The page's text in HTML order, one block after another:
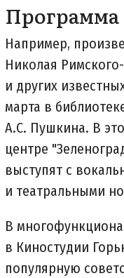
Программа
Например,
Николая
и других
марта в
А.С. Пушкина. В
центре
выступят с
и театральными
В
в Киностудии
популярную